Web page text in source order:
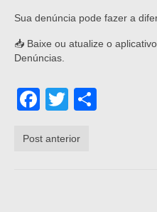
Sua denúncia pode fazer a
📥 Baixe ou atualize o
Denúncias.
Facebook
Twitter
Post anterior